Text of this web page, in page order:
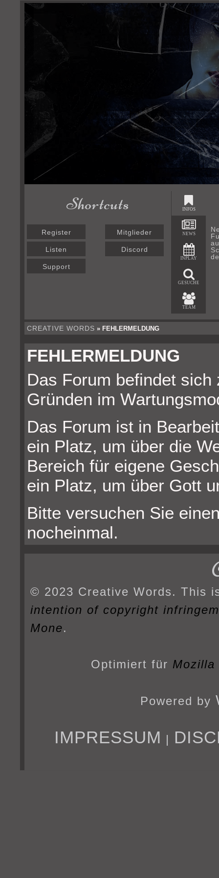
Shortcuts
Register Mitglieder
Listen Discord
Support
INFOS
NEWS
INPLAY
GESUCHE
TEAM
CREATIVE WORDS » FEHLERMELDUNG
FEHLERMELDUNG
Das Forum befindet
Gründen im
Das Forum ist in
ein Platz, um über die
Bereich für eigene
ein Platz, um über Gott
Bitte versuchen Sie
nocheinmal.
© 2023 Creative Words. This
intention of copyright
Mone.
Optimiert für
Powered by
IMPRESSUM |